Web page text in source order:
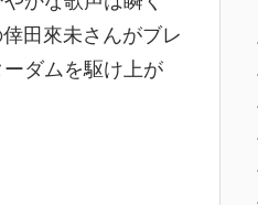
田來未さんがブレ
ダムを駆け上が